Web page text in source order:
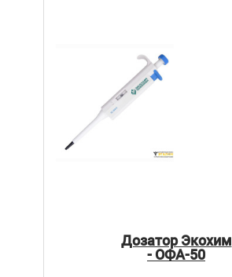
Дозатор Экохим
- ОФА-50